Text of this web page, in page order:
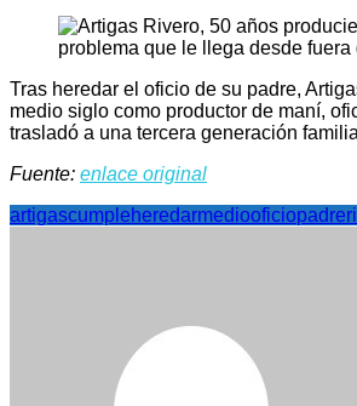
Tras heredar el oficio de su padre,
medio siglo como productor de maní,
trasladó a una tercera generación
Fuente: enlace original
artigascumpleheredarmediooficiopadre